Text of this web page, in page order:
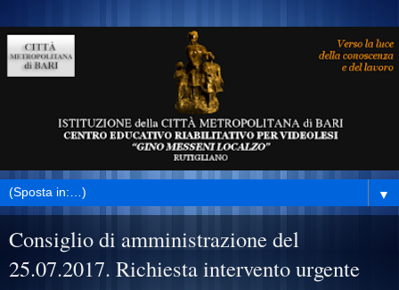
▼
Consiglio di amministrazione del
25.07.2017. Richiesta intervento urgente